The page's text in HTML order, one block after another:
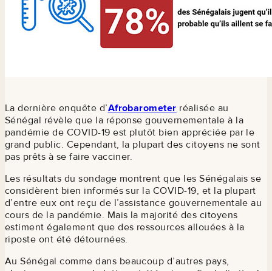
La dernière enquête d’Afrobarometer réalisée au
Sénégal révèle que la réponse gouvernementale à la
pandémie de COVID-19 est plutôt bien appréciée par le
grand public. Cependant, la plupart des citoyens ne sont
pas prêts à se faire vacciner.
Les résultats du sondage montrent que les Sénégalais se
considèrent bien informés sur la COVID-19, et la plupart
d’entre eux ont reçu de l’assistance gouvernementale au
cours de la pandémie. Mais la majorité des citoyens
estiment également que des ressources allouées à la
riposte ont été détournées.
Au Sénégal comme dans beaucoup d’autres pays,